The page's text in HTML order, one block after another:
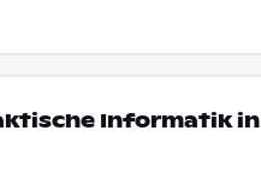
Informatik in